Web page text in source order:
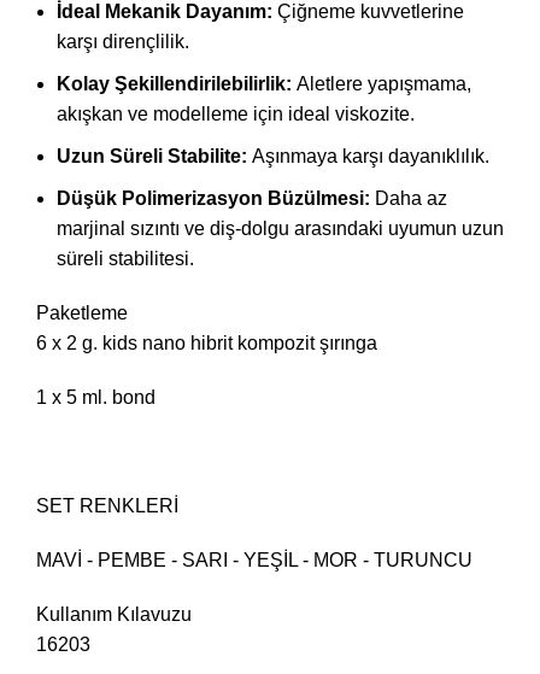
İdeal Mekanik Dayanım: Çiğneme kuvvetlerine
karşı dirençlilik.
Kolay Şekillendirilebilirlik: Aletlere yapışmama,
akışkan ve modelleme için ideal viskozite.
Uzun Süreli Stabilite: Aşınmaya karşı dayanıklılık.
Düşük Polimerizasyon Büzülmesi: Daha az
marjinal sızıntı ve diş-dolgu arasındaki uyumun uzun
süreli stabilitesi.
Paketleme
6 x 2 g. kids nano hibrit kompozit şırınga
1 x 5 ml. bond
SET RENKLERİ
MAVİ - PEMBE - SARI - YEŞİL - MOR - TURUNCU
Kullanım Kılavuzu
16203